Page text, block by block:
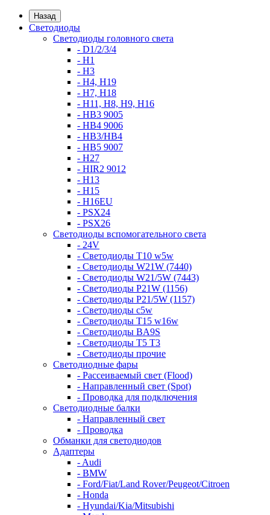
Назад
Светодиоды
Светодиоды головного света
- D1/2/3/4
- H1
- H3
- H4, H19
- H7, H18
- H11, H8, H9, H16
- HB3 9005
- HB4 9006
- HB3/HB4
- HB5 9007
- H27
- HIR2 9012
- H13
- H15
- H16EU
- PSX24
- PSX26
Светодиоды вспомогательного света
- 24V
- Светодиоды T10 w5w
- Светодиоды W21W (7440)
- Светодиоды W21/5W (7443)
- Светодиоды P21W (1156)
- Светодиоды P21/5W (1157)
- Светодиоды c5w
- Светодиоды T15 w16w
- Светодиоды BA9S
- Светодиоды T5 T3
- Светодиоды прочие
Светодиодные фары
- Рассеиваемый свет (Flood)
- Направленный свет (Spot)
- Проводка для подключения
Светодиодные балки
- Направленный свет
- Проводка
Обманки для светодиодов
Адаптеры
- Audi
- BMW
- Ford/Fiat/Land Rover/Peugeot/Citroen
- Honda
- Hyundai/Kia/Mitsubishi